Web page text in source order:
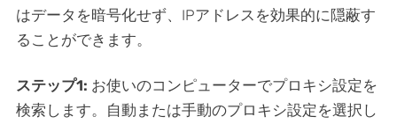
はデータを暗号化せず、IPアドレスを効果的に隠蔽す
ることができます。
ステップ1: お使いのコンピューターでプロキシ設定を
検索します。自動または手動のプロキシ設定を選択し